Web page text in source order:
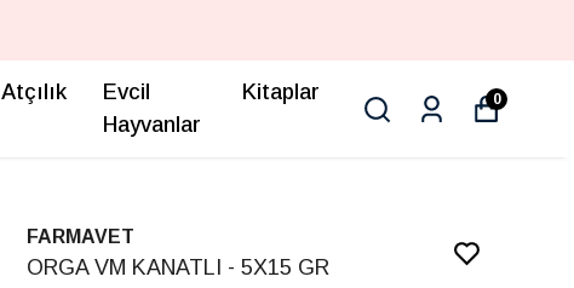
Atçılık
Evcil
Hayvanlar
Kitaplar 0
FARMAVET
ORGA VM KANATLI - 5X15 GR